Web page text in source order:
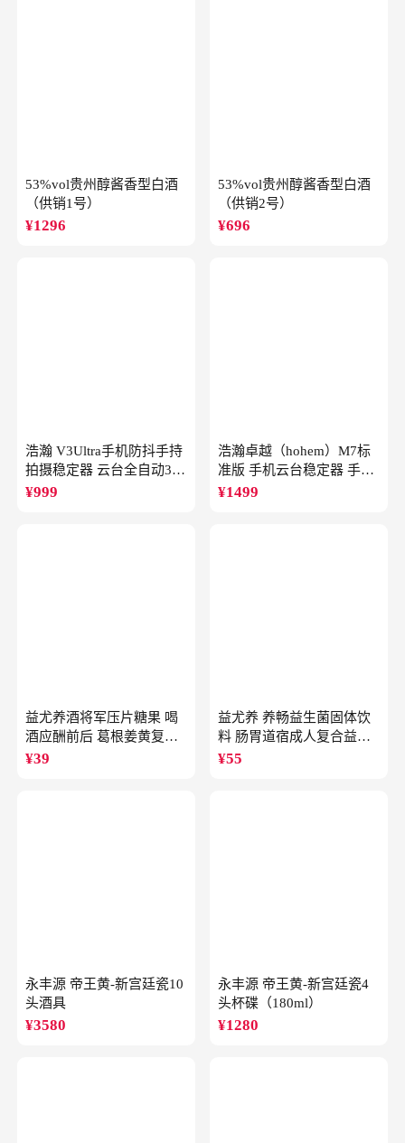
53%vol贵州醇酱香型白酒
（供销1号）
¥1296
53%vol贵州醇酱香型白酒
（供销2号）
¥696
浩瀚 V3Ultra手机防抖手持
拍摄稳定器 云台全自动360
度旋转跟拍 户外直播短视
¥999
浩瀚卓越（hohem）M7标
准版 手机云台稳定器 手持
云台正交三轴防抖 直播支
¥1499
益尤养酒将军压片糖果 喝
酒应酬前后 葛根姜黄复合
成分
¥39
益尤养 养畅益生菌固体饮
料 肠胃道宿成人复合益生
元
¥55
永丰源 帝王黄-新宫廷瓷10
头酒具
¥3580
永丰源 帝王黄-新宫廷瓷4
头杯碟（180ml）
¥1280